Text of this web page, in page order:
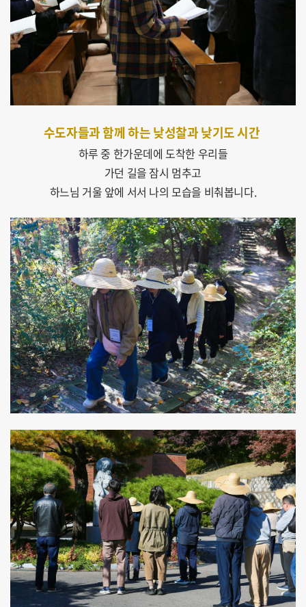
수도자들과 함께 하는 낮성찰과 낮기도 시간
하루 중 한가운데에 도착한 우리들
가던 길을 잠시 멈추고
하느님 거울 앞에 서서 나의 모습을 비춰봅니다.